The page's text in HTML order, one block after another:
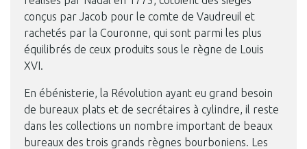
conçus par Jacob pour le comte de Vaudreuil et
rachetés par la Couronne, qui sont parmi les plus
équilibrés de ceux produits sous le règne de Louis
XVI.
En ébénisterie, la Révolution ayant eu grand besoin
de bureaux plats et de secrétaires à cylindre, il reste
dans les collections un nombre important de beaux
bureaux des trois grands règnes bourboniens. Les